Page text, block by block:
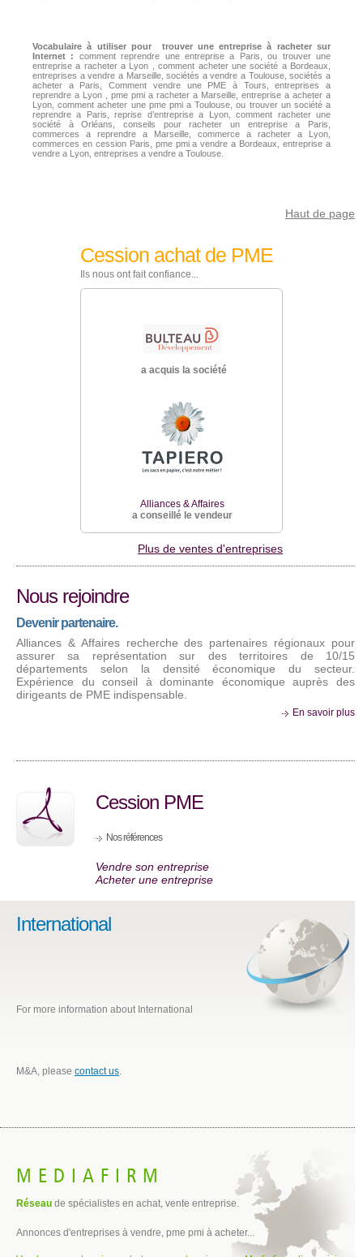
Vocabulaire à utiliser pour trouver une entreprise à racheter sur
Internet :
comment reprendre une entreprise a Paris, ou trouver une
entreprise a racheter a Lyon , comment acheter une société a Bordeaux,
entreprises a vendre a Marseille, sociétés a vendre a Toulouse, sociétés a
acheter a Paris, Comment vendre une PME à Tours, entreprises a
reprendre a Lyon , pme pmi a racheter a Marseille, entreprise a acheter a
Lyon, comment acheter une pme pmi a Toulouse, ou trouver un société a
reprendre a Paris, reprise d’entreprise a Lyon, comment racheter une
société à Orléans, conseils pour racheter un entreprise a Paris,
commerces a reprendre a Marseille, commerce a racheter a Lyon,
commerces en cession Paris, pme pmi a vendre a Bordeaux, entreprise a
vendre a Lyon, entreprises a vendre a Toulouse.
Haut de page
Cession achat de PME
Ils nous ont fait confiance...
a acquis la société
Plus de ventes d'entreprises
Nous rejoindre
Devenir partenaire.
Alliances & Affaires recherche des partenaires régionaux pour
assurer sa représentation sur des territoires de 10/15
départements selon la densité économique du secteur.
Expérience du conseil à dominante économique auprès des
dirigeants de PME indispensable.
En savoir plus
Cession PME
Nos références
Vendre son entreprise
Acheter une entreprise
International
For more information about International
M&A, please contact us.
MEDIAFIRM
Réseau de spécialistes en achat, vente entreprise.
Annonces d'entreprises à vendre, pme pmi à acheter...